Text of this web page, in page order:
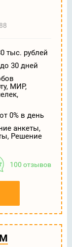
тыс. рублей
30 дней
МИР,
0% в день
анкеты,
Решение
100 отзывов